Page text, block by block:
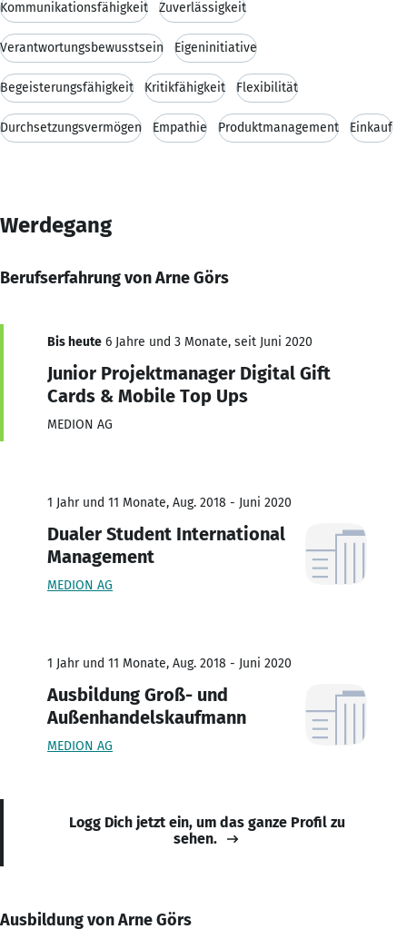
Kommunikationsfähigkeit Zuverlässigkeit
Verantwortungsbewusstsein Eigeninitiative
Begeisterungsfähigkeit Kritikfähigkeit Flexibilität
Durchsetzungsvermögen Empathie Produktmanagement Einkauf
Werdegang
Berufserfahrung von Arne Görs
Bis heute 6 Jahre und 3 Monate, seit Juni 2020
Junior Projektmanager Digital Gift
Cards & Mobile Top Ups
MEDION AG
1 Jahr und 11 Monate, Aug. 2018 - Juni 2020
Dualer Student International
Management
MEDION AG
1 Jahr und 11 Monate, Aug. 2018 - Juni 2020
Ausbildung Groß- und
Außenhandelskaufmann
MEDION AG
Logg Dich jetzt ein, um das ganze Profil zu
sehen.
Ausbildung von Arne Görs